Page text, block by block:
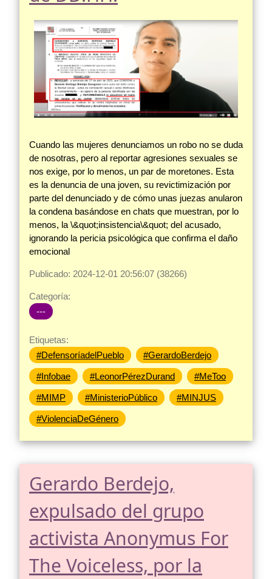
Cuando las mujeres denunciamos un robo no se duda
de nosotras, pero al reportar agresiones sexuales se
nos exige, por lo menos, un par de moretones. Esta
es la denuncia de una joven, su revictimización por
parte del denunciado y de cómo unas juezas anularon
la condena basándose en chats que muestran, por lo
menos, la \&quot;insistencia\&quot; del acusado,
ignorando la pericia psicológica que confirma el daño
emocional
Publicado: 2024-12-01 20:56:07 (38266)
Categoría:
---
Etiquetas:
#DefensoríadelPueblo
#GerardoBerdejo
#Infobae #LeonorPérezDurand #MeToo
#MIMP #MinisterioPúblico #MINJUS
#ViolenciaDeGénero
Gerardo Berdejo,
expulsado del grupo
activista Anonymus For
The Voiceless, por la